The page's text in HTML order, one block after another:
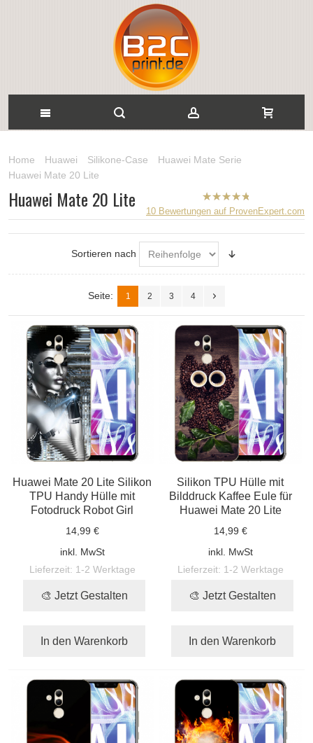
Home Huawei Silikone-Case
Huawei Mate Serie
Huawei Mate 20 Lite
B2CPrint
hat5von
5
Sternen |
10 Bewertungen auf ProvenExpert.com
Huawei Mate 20 Lite
Sortieren nach
Seite: 1 2 3 4
Huawei Mate 20 Lite Silikon
TPU Handy Hülle mit
Fotodruck Robot Girl
14,99 €
inkl. MwSt
Lieferzeit: 1-2 Werktage
🎨 Jetzt Gestalten
In den Warenkorb
Silikon TPU Hülle mit
Bilddruck Kaffee Eule für
Huawei Mate 20 Lite
14,99 €
inkl. MwSt
Lieferzeit: 1-2 Werktage
🎨 Jetzt Gestalten
In den Warenkorb